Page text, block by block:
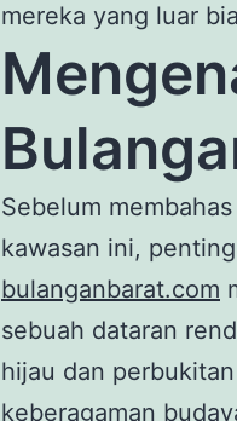
mereka yang luar
Sebelum
kawasan ini,
bulanganbarat.com
sebuah dataran
hijau dan
keberagaman